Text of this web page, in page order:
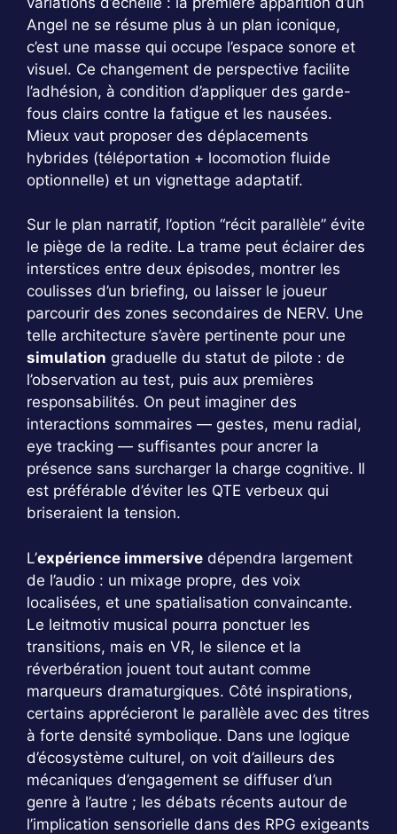
Angel ne se résume plus à un plan iconique,
c’est une masse qui occupe l’espace sonore et
visuel. Ce changement de perspective facilite
l’adhésion, à condition d’appliquer des garde-
fous clairs contre la fatigue et les nausées.
Mieux vaut proposer des déplacements
hybrides (téléportation + locomotion fluide
optionnelle) et un vignettage adaptatif.
Sur le plan narratif, l’option “récit parallèle” évite
le piège de la redite. La trame peut éclairer des
interstices entre deux épisodes, montrer les
coulisses d’un briefing, ou laisser le joueur
parcourir des zones secondaires de NERV. Une
telle architecture s’avère pertinente pour une
simulation graduelle du statut de pilote : de
l’observation au test, puis aux premières
responsabilités. On peut imaginer des
interactions sommaires — gestes, menu radial,
eye tracking — suffisantes pour ancrer la
présence sans surcharger la charge cognitive. Il
est préférable d’éviter les QTE verbeux qui
briseraient la tension.
L’expérience immersive dépendra largement
de l’audio : un mixage propre, des voix
localisées, et une spatialisation convaincante.
Le leitmotiv musical pourra ponctuer les
transitions, mais en VR, le silence et la
réverbération jouent tout autant comme
marqueurs dramaturgiques. Côté inspirations,
certains apprécieront le parallèle avec des titres
à forte densité symbolique. Dans une logique
d’écosystème culturel, on voit d’ailleurs des
mécaniques d’engagement se diffuser d’un
genre à l’autre ; les débats récents autour de
l’implication sensorielle dans des RPG exigeants